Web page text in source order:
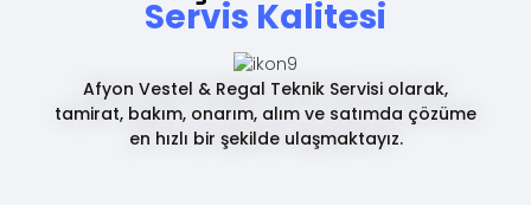
Servis Kalitesi
Afyon Vestel & Regal Teknik Servisi olarak,
tamirat, bakım, onarım, alım ve satımda çözüme
en hızlı bir şekilde ulaşmaktayız.